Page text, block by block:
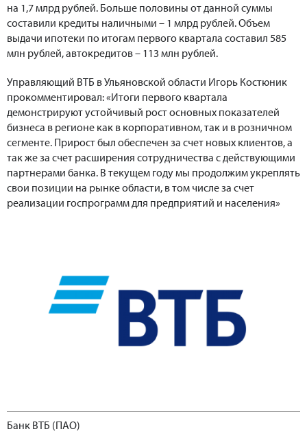
на 1,7 млрд рублей. Больше половины от данной суммы
составили кредиты наличными – 1 млрд рублей. Объем
выдачи ипотеки по итогам первого квартала составил 585
млн рублей, автокредитов – 113 млн рублей.
Управляющий ВТБ в Ульяновской области Игорь Костюник
прокомментировал: «Итоги первого квартала
демонстрируют устойчивый рост основных показателей
бизнеса в регионе как в корпоративном, так и в розничном
сегменте. Прирост был обеспечен за счет новых клиентов, а
так же за счет расширения сотрудничества с действующими
партнерами банка. В текущем году мы продолжим укреплять
свои позиции на рынке области, в том числе за счет
реализации госпрограмм для предприятий и населения»
Банк ВТБ (ПАО)